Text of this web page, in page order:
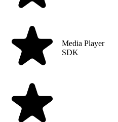
Media Player
SDK